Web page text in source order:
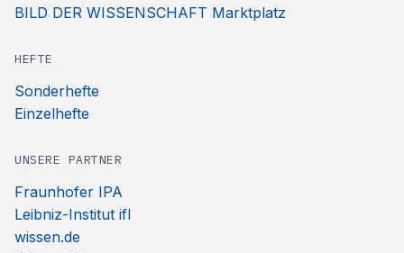
BILD DER WISSENSCHAFT Marktplatz
HEFTE
Sonderhefte
Einzelhefte
UNSERE PARTNER
Fraunhofer IPA
Leibniz-Institut ifl
wissen.de